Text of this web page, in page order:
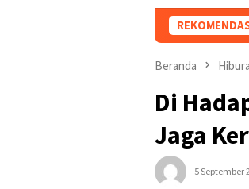
Beranda
Di
Jaga
5 September